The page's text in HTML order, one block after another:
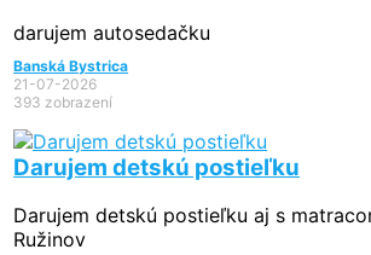
darujem autosedačku
Banská Bystrica
21-07-2026
393 zobrazení
Darujem detskú postieľku
Darujem detskú postieľku aj s
Ružinov